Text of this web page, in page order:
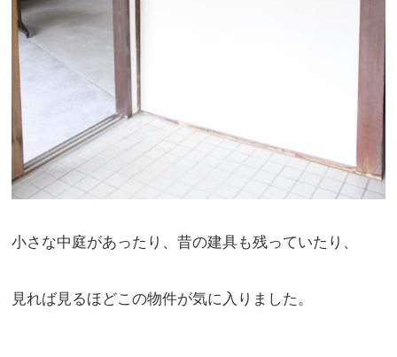
小さな中庭があったり、昔の建具も残っていたり、
見れば見るほどこの物件が気に入りました。